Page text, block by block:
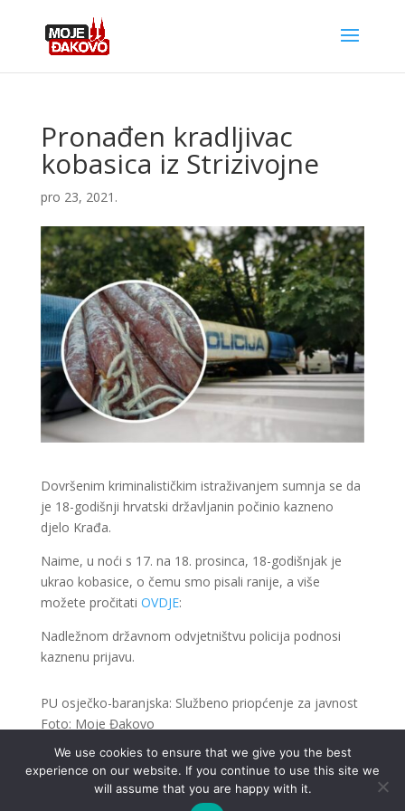
Pronađen kradljivac
kobasica iz Strizivojne
pro 23, 2021.
Dovršenim kriminalističkim istraživanjem sumnja se da
je 18-godišnji hrvatski državljanin počinio kazneno
djelo Krađa.
Naime, u noći s 17. na 18. prosinca, 18-godišnjak je
ukrao kobasice, o čemu smo pisali ranije, a više
možete pročitati OVDJE:
Nadležnom državnom odvjetništvu policija podnosi
kaznenu prijavu.
PU osječko-baranjska: Službeno priopćenje za javnost
Foto: Moje Đakovo
We use cookies to ensure that we give you the best
experience on our website. If you continue to use this site we
will assume that you are happy with it.